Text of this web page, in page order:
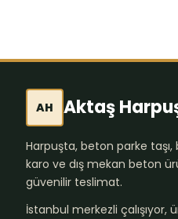
AH Aktaş
Harpuşta, beton parke
karo ve dış mekan beton
güvenilir teslimat.
İstanbul merkezli çalışıyor,